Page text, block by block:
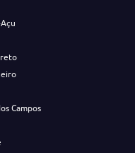
Campos